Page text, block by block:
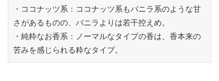
・ココナッツ系：ココナッツ系もバニラ系のような甘
さがあるものの、バニラよりは若干控えめ。
・純粋なお香系：ノーマルなタイプの香は、香本来の
苦みを感じられる粋なタイプ。